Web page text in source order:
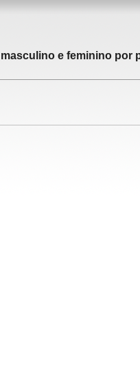
e feminino por